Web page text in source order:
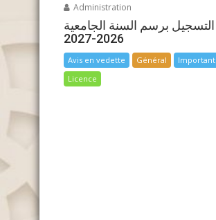
Administration
التسجيل برسم السنة الجامعية
2026-2027
Avis en vedette Général
Important
Licence